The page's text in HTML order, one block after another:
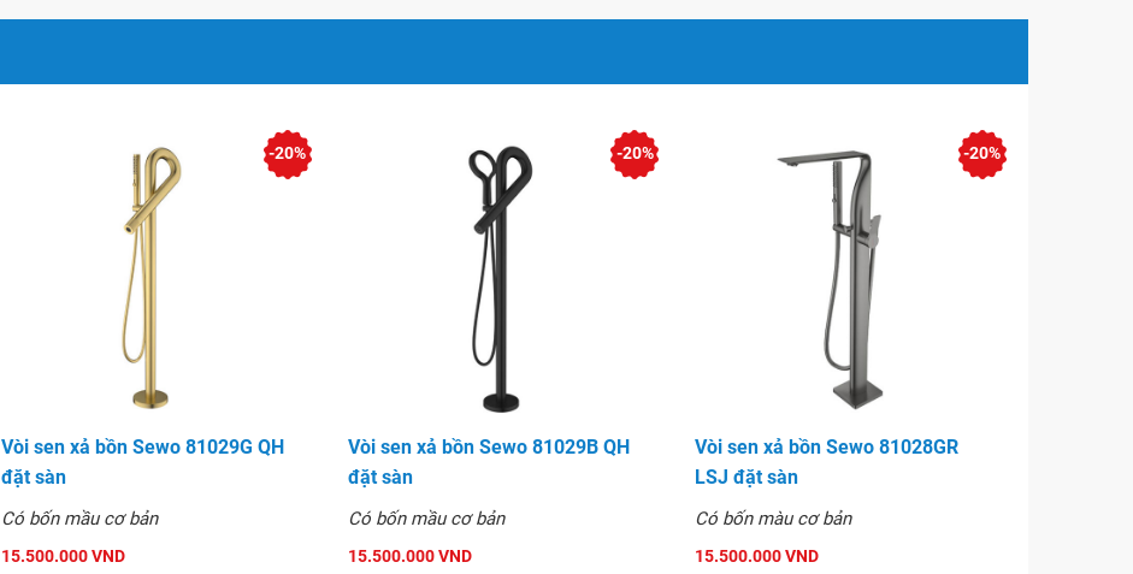
Vòi sen xả bồn Sewo 81029G QH
đặt sàn
Có bốn mầu cơ bản
15.500.000 VND
-20%
Vòi sen xả bồn Sewo 81029B QH
đặt sàn
Có bốn mầu cơ bản
15.500.000 VND
-20%
Vòi sen xả bồn Sewo 81028GR
LSJ đặt sàn
Có bốn màu cơ bản
15.500.000 VND
-20%